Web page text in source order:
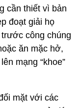
cần thiết vì bản
đoạt giải họ
công chúng
ăn mặc hở,
mạng “khoe”
mặt với các